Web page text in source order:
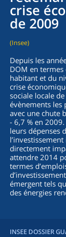
crise
de 2009
(Insee)
Depuis les
DOM en termes
habitant et du
crise
sociale locale
évènements les
avec une chute
- 6,7 % en
leurs dépenses
directement
attendre 2014
termes
émergent tels
des énergies
INSEE DOSSIER